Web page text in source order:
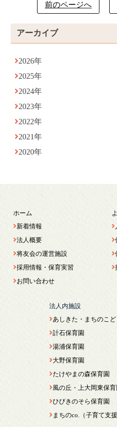
アーカイブ
2026年
2025年
2024年
2023年
2022年
2021年
2020年
前のページへ
ホーム
新着情報
法人概要
将友会の運営施設
採用情報・保育実習
お問い合わせ
法人内施設
あしきた・まちのこど
計石保育園
湯浦保育園
大野保育園
たけやまの森保育園
風の丘・上大岡東保育
ひびきのそら保育園
まちのco.（子育て支